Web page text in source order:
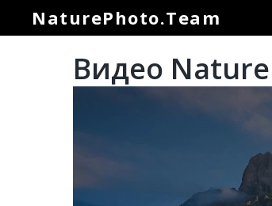
NaturePhoto.Team
Видео